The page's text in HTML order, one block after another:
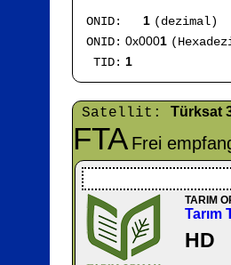
ONID: 1 (dezimal)
ONID: 0x0001
TID: 1
Satellit: Türksat
FTA Frei
TARIM
Tarım
HD